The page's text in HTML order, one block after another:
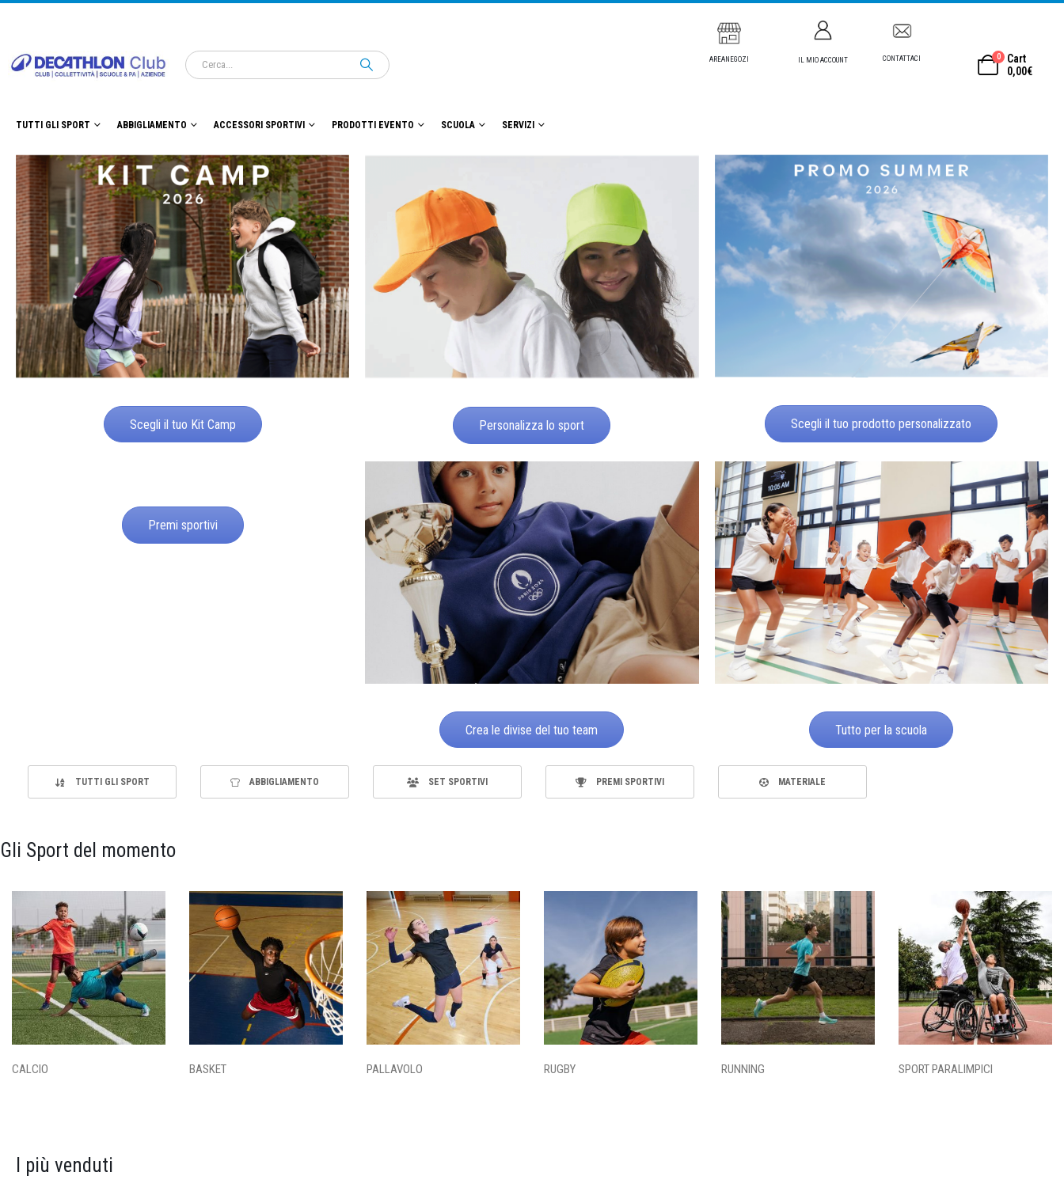
AREANEGOZI IL MIO ACCOUNT CONTATTACI 0
Cart
0,00€
TUTTI GLI SPORT ABBIGLIAMENTO ACCESSORI SPORTIVI PRODOTTI EVENTO SCUOLA SERVIZI
Scegli il tuo Kit Camp Personalizza lo sport Scegli il tuo prodotto personalizzato
Premi sportivi
Crea le divise del tuo team Tutto per la scuola
TUTTI GLI SPORT ABBIGLIAMENTO SET SPORTIVI PREMI SPORTIVI MATERIALE
Gli Sport del momento
CALCIO BASKET PALLAVOLO RUGBY RUNNING SPORT PARALIMPICI
I più venduti